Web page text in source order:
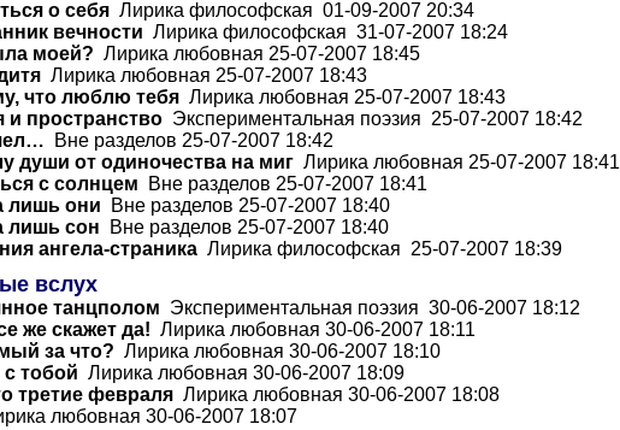
о себя Лирика философская 01-09-2007 20:34
вечности Лирика философская 31-07-2007 18:24
моей? Лирика любовная 25-07-2007 18:45
Лирика любовная 25-07-2007 18:43
что люблю тебя Лирика любовная 25-07-2007 18:43
и пространство Экспериментальная поэзия 25-07-2007 18:42
Вне разделов 25-07-2007 18:42
души от одиночества на миг Лирика любовная 25-07-2007 18:41
с солнцем
Вне разделов 25-07-2007 18:41
лишь они Вне разделов 25-07-2007 18:40
лишь сон
Вне разделов 25-07-2007 18:40
ангела-страника Лирика философская 25-07-2007 18:39
вслух
танцполом Экспериментальная поэзия 30-06-2007 18:12
же скажет да! Лирика любовная 30-06-2007 18:11
за что? Лирика любовная 30-06-2007 18:10
тобой Лирика любовная 30-06-2007 18:09
третие февраля Лирика любовная 30-06-2007 18:08
любовная 30-06-2007 18:07